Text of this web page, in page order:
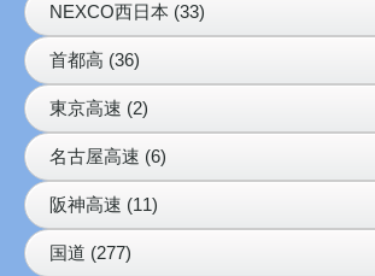
NEXCO西日本 (33)
首都高 (36)
東京高速 (2)
名古屋高速 (6)
阪神高速 (11)
国道 (277)